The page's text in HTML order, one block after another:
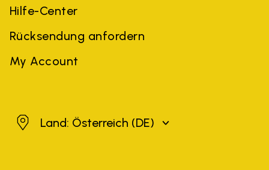
Hilfe-Center
Rücksendung anfordern
My Account
Österreich
Land: Österreich (DE)